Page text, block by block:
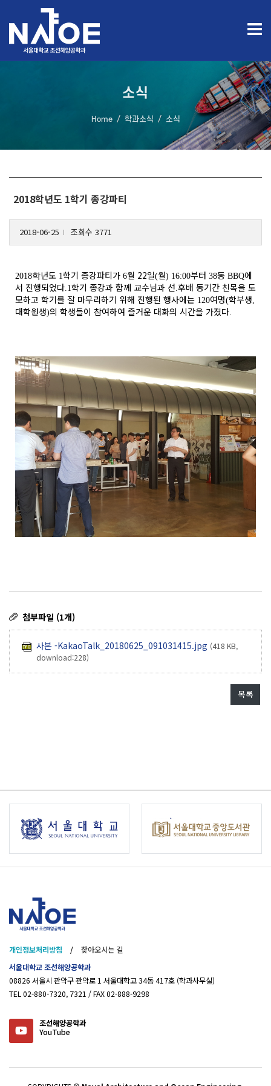
소식
Home 학과소식 소식
2018학년도 1학기 종강파티
2018-06-25 조회수 3771
2018학년도 1학기 종강파티가 6월 22일(월) 16:00부터 38동 BBQ에
서 진행되었다.1학기 종강과 함께 교수님과 선.후배 동기간 친목을 도
모하고 학기를 잘 마무리하기 위해 진행된 행사에는 120여명(학부생,
대학원생)의 학생들이 참여하여 즐거운 대화의 시간을 가졌다.
첨부파일 (1개)
사본 -KakaoTalk_20180625_091031415.jpg (418 KB,
download:228)
목록
개인정보처리방침 /
찾아오시는 길
서울대학교 조선해양공학과
08826 서울시 관악구 관악로 1 서울대학교 34동 417호 (학과사무실)
TEL 02-880-7320, 7321 / FAX 02-888-9298
조선해양공학과
YouTube